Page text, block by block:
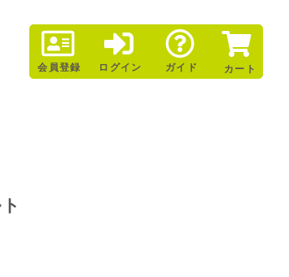
会員登録 ログイン ガイド カート